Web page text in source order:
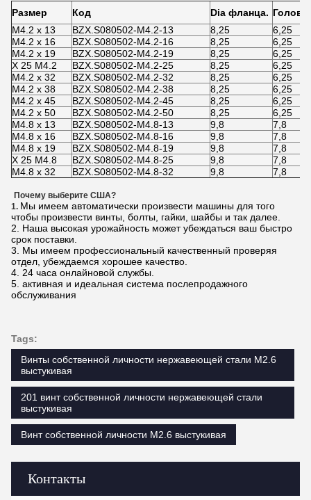
Контакты
Размер Код Dia фланца. Голова
M4.2 x 13
BZX.S080502-M4.2-13 8,25
6,25
M4.2 x 16
BZX.S080502-M4.2-16 8,25
6,25
M4.2 x 19
BZX.S080502-M4.2-19 8,25
6,25
X 25 M4.2
BZX.S080502-M4.2-25 8,25
6,25
M4.2 x 32
BZX.S080502-M4.2-32 8,25
6,25
M4.2 x 38
BZX.S080502-M4.2-38 8,25
6,25
M4.2 x 45
BZX.S080502-M4.2-45 8,25
6,25
M4.2 x 50
BZX.S080502-M4.2-50 8,25
6,25
M4.8 x 13
BZX.S080502-M4.8-13 9,8
7,8
M4.8 x 16
BZX.S080502-M4.8-16 9,8
7,8
M4.8 x 19
BZX.S080502-M4.8-19 9,8
7,8
X 25 M4.8
BZX.S080502-M4.8-25 9,8
7,8
M4.8 x 32
BZX.S080502-M4.8-32 9,8 7,8
Почему выберите США?
1. Мы имеем автоматически произвести машины для того
чтобы произвести винты, болты, гайки, шайбы и так далее.
2. Наша высокая урожайность может убеждаться ваш быстро
срок поставки.
3. Мы имеем профессиональный качественный проверяя
отдел, убеждаемся хорошее качество.
4. 24 часа онлайновой службы.
5. активная и идеальная система послепродажного
обслуживания
Tags:
Винты собственной личности нержавеющей стали M2.6
выстукивая
201 винт собственной личности нержавеющей стали
выстукивая
Винт собственной личности M2.6 выстукивая